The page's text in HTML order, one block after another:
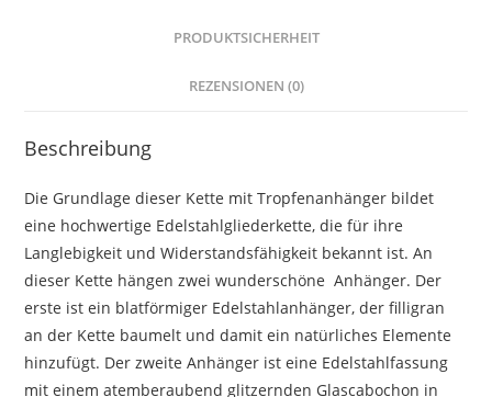
PRODUKTSICHERHEIT
REZENSIONEN (0)
Beschreibung
Die Grundlage dieser Kette mit Tropfenanhänger bildet
eine hochwertige Edelstahlgliederkette, die für ihre
Langlebigkeit und Widerstandsfähigkeit bekannt ist. An
dieser Kette hängen zwei wunderschöne Anhänger. Der
erste ist ein blatförmiger Edelstahlanhänger, der filligran
an der Kette baumelt und damit ein natürliches Elemente
hinzufügt. Der zweite Anhänger ist eine Edelstahlfassung
mit einem atemberaubend glitzernden Glascabochon in